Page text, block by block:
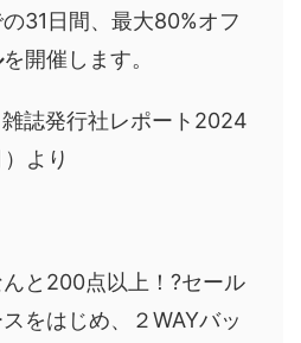
31日間、最大80%オフ
を開催します。
雑誌発行社レポート2024
より
と200点以上！?セール
をはじめ、２WAYバッ